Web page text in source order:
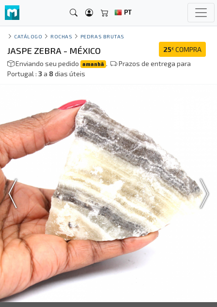
PT
CATÁLOGO ROCHAS PEDRAS BRUTAS
25€ COMPRA
JASPE ZEBRA - MÉXICO
Enviando seu pedido amanhã .
Prazos de entrega para
Portugal : 3a 8dias úteis